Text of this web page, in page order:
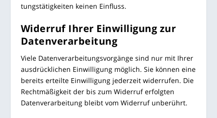
tungs­tä­tig­kei­ten kei­nen Einfluss.
Wider­ruf Ihrer Ein­wil­li­gung zur
Datenverarbeitung
Vie­le Daten­ver­ar­bei­tungs­vor­gän­ge sind nur mit Ihrer
aus­drück­li­chen Ein­wil­li­gung mög­lich. Sie kön­nen eine
bereits erteil­te Ein­wil­li­gung jeder­zeit wider­ru­fen. Die
Recht­mä­ßig­keit der bis zum Wider­ruf erfolg­ten
Daten­ver­ar­bei­tung bleibt vom Wider­ruf unberührt.